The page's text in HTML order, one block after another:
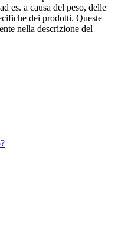
es. a causa del peso, delle
dei prodotti. Queste
nella descrizione del